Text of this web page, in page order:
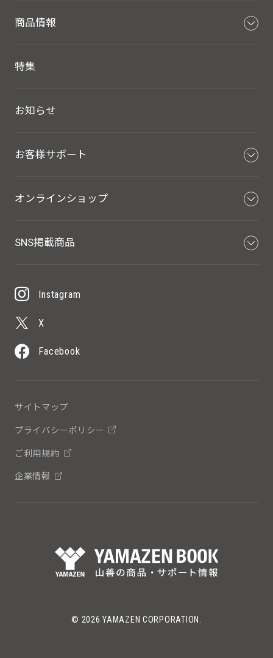
商品情報
特集
お知らせ
お客様サポート
オンラインショップ
SNS掲載商品
Instagram
X
Facebook
サイトマップ
プライバシーポリシー
ご利用規約
企業情報
© 2026 YAMAZEN CORPORATION.